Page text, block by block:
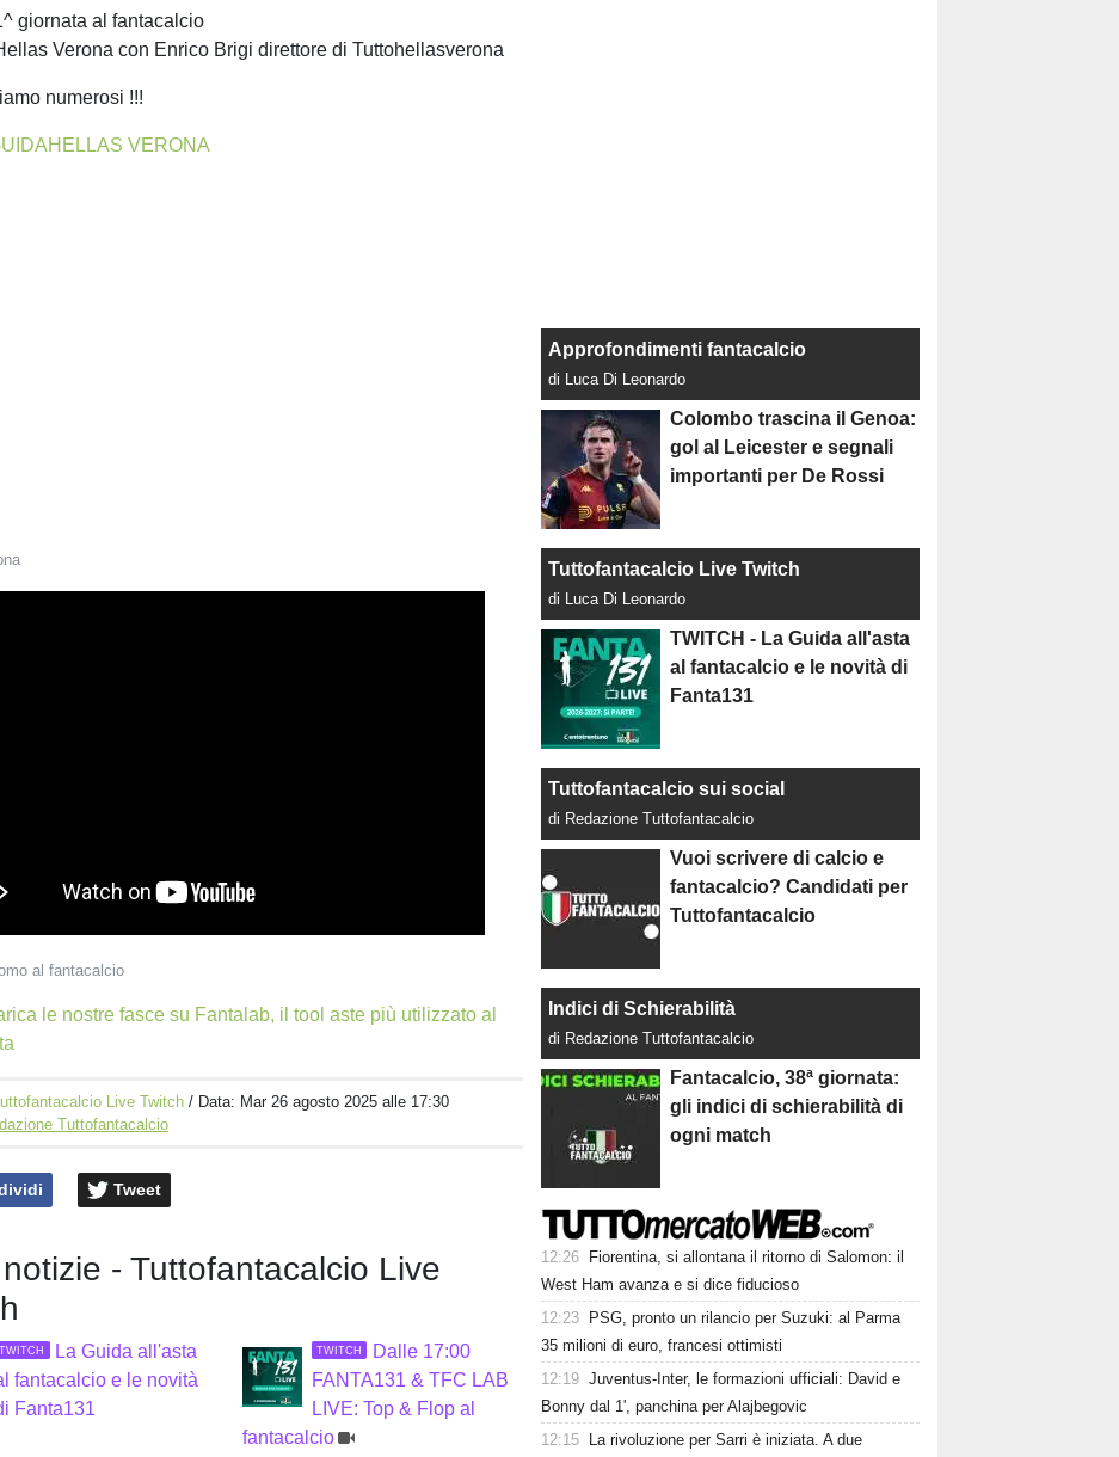
giornata al fantacalcio
Verona con Enrico Brigi direttore di Tuttohellasverona
numerosi !!!
VERONA
al fantacalcio
le nostre fasce su Fantalab, il tool aste più utilizzato al
Live Twitch / Data: Mar 26 agosto 2025 alle 17:30
Tuttofantacalcio
Tweet
- Tuttofantacalcio Live
TWITCH
La Guida all'asta
fantacalcio e le novità
Fanta131
TWITCH
Dalle 17:00
FANTA131 & TFC LAB
LIVE: Top & Flop al
fantacalcio
Approfondimenti fantacalcio
di Luca Di Leonardo
Colombo trascina il Genoa:
gol al Leicester e segnali
importanti per De Rossi
Tuttofantacalcio Live Twitch
di Luca Di Leonardo
TWITCH - La Guida all'asta
al fantacalcio e le novità di
Fanta131
Tuttofantacalcio sui social
di Redazione Tuttofantacalcio
Vuoi scrivere di calcio e
fantacalcio? Candidati per
Tuttofantacalcio
Indici di Schierabilità
di Redazione Tuttofantacalcio
Fantacalcio, 38ª giornata:
gli indici di schierabilità di
ogni match
12:26
Fiorentina, si allontana il ritorno di Salomon: il
West Ham avanza e si dice fiducioso
12:23
PSG, pronto un rilancio per Suzuki: al Parma
35 milioni di euro, francesi ottimisti
12:19 Juventus-Inter, le formazioni ufficiali: David e
Bonny dal 1', panchina per Alajbegovic
12:15
La rivoluzione per Sarri è iniziata. A due